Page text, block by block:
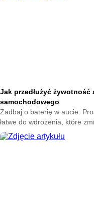
Jak przedłużyć żywotność
samochodowego
Zadbaj o baterię w aucie.
łatwe do wdrożenia, które
wydłużą czas pracy
użytkowania samochodu przy